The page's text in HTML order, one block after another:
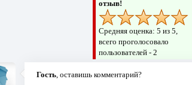
отзыв!
Средняя оценка: 5 из 5,
всего проголосовало
пользователей - 2
Гость, оставишь комментарий?